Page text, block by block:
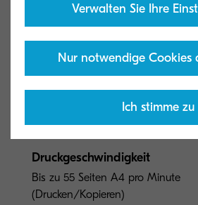
Allgemeiner Typ
Formate bis DIN A4
Druckgeschwindigkeit
Bis zu 55 Seiten A4 pro Minute
(Drucken/Kopieren)
Verwalten Sie Ihre
Nur notwendige Cookies
Ich stimme zu